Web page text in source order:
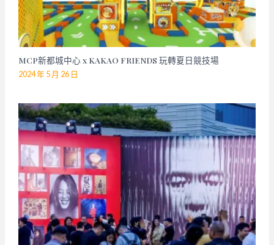
MCP新都城中心 x KAKAO FRIENDS 玩轉夏日競技場
2024 年 5 月 26 日